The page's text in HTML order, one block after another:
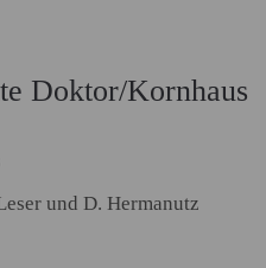
Doktor/Kornhaus
und D. Hermanutz